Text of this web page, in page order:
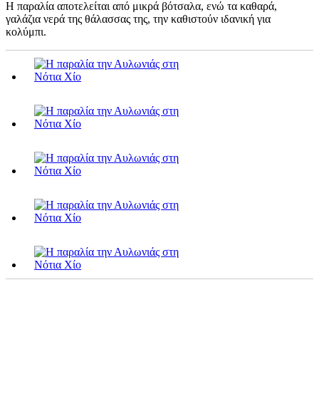
Η παραλία αποτελείται από μικρά βότσαλα, ενώ τα καθαρά,
γαλάζια νερά της θάλασσας της, την καθιστούν ιδανική για
κολύμπι.